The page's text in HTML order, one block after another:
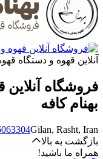
آنلاین قهوه و دستگاه
فروشگاه آنلاین
بهنام کافه
Gilan, Rasht, Iran
بازگشت به بالا
همراه ما باشید!